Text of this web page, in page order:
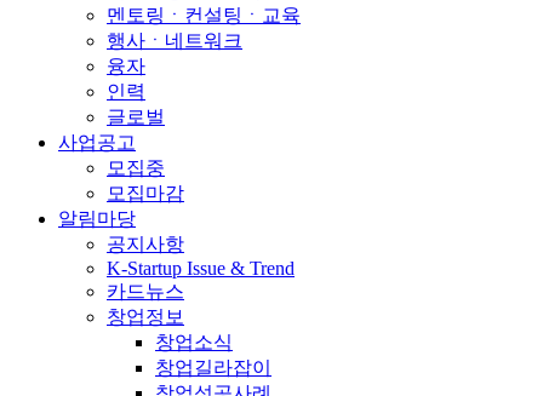
멘토링ㆍ컨설팅ㆍ교육
행사ㆍ네트워크
융자
인력
글로벌
사업공고
모집중
모집마감
알림마당
공지사항
K-Startup Issue & Trend
카드뉴스
창업정보
창업소식
창업길라잡이